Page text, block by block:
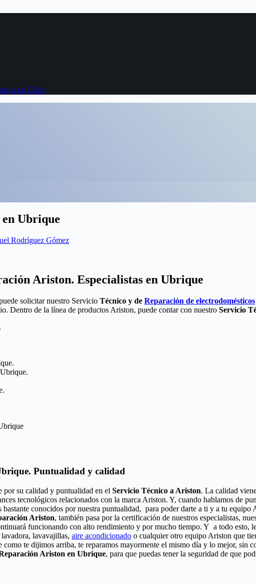
en Cádiz
Ubrique
Rodríguez Gómez
Ariston. Especialistas en Ubrique
solicitar nuestro Servicio Técnico y de Reparación de electrodomésticos
Dentro de la línea de productos Ariston, puede contar con nuestro Servicio
Puntualidad y calidad
por su calidad y puntualidad en el Servicio Técnico a Ariston. La calidad
tecnológicos relacionados con la marca Ariston. Y, cuando hablamos de
bastante conocidos por nuestra puntualidad, para poder darte a ti y a tu
Ariston, también pasa por la certificación de nuestros especialistas,
funcionando con alto rendimiento y por mucho tiempo. Y a todo esto,
lavavajillas, aire acondicionado o cualquier otro equipo Ariston que
como te dijimos arriba, te reparamos mayormente el mismo día y lo mejor,
Ariston en Ubrique, para que puedas tener la seguridad de que